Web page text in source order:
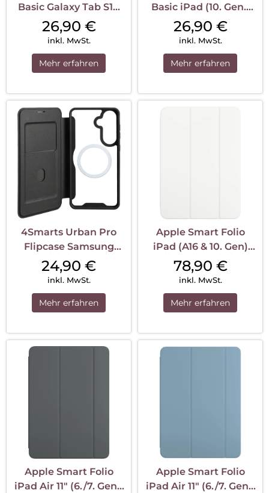
Basic Galaxy Tab S10
Ultra/S9 Ultra Schwarz
26,90 €
inkl. MwSt.
Mehr erfahren
Basic iPad (10. Gen.)
Schwarz
26,90 €
inkl. MwSt.
Mehr erfahren
4Smarts Urban Pro
Flipcase Samsung
Galaxy S26+ Qi2 ready
Schwarz
24,90 €
inkl. MwSt.
Mehr erfahren
Apple Smart Folio
iPad (A16 & 10. Gen)
Weiß
78,90 €
inkl. MwSt.
Mehr erfahren
Apple Smart Folio
iPad Air 11″ (6./7. Gen.)
Apple Smart Folio
iPad Air 11″ (6./7. Gen.)